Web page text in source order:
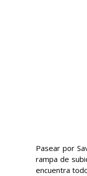
Pasear por
rampa de
encuentra